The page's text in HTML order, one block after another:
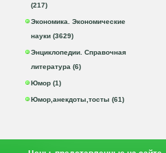
(217)
Экономика. Экономические
науки (3629)
Энциклопедии. Справочная
литература (6)
Юмор (1)
Юмор,анекдоты,тосты (61)